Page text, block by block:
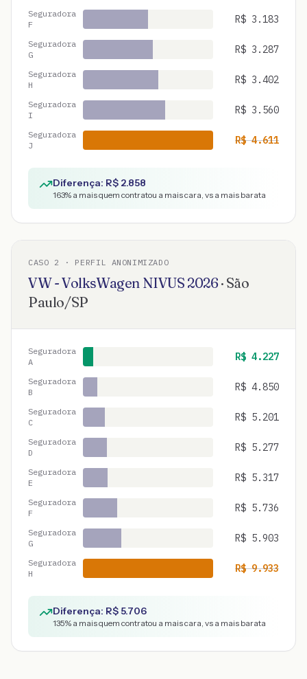
Seguradora
F
R$ 3.183
Seguradora
G
R$ 3.287
Seguradora
H
R$ 3.402
Seguradora
I
R$ 3.560
Seguradora
J
R$4.611
Diferença: R$ 2.858
163% a mais quem contratou a mais cara, vs a mais barata
CASO 2 · PERFIL ANONIMIZADO
VW - VolksWagen NIVUS 2026· São
Paulo/SP
Seguradora
A
R$ 4.227
Seguradora
B
R$ 4.850
Seguradora
C
R$ 5.201
Seguradora
D
R$ 5.277
Seguradora
E
R$ 5.317
Seguradora
F
R$ 5.736
Seguradora
G
R$ 5.903
Seguradora
H
R$9.933
Diferença: R$5.706
135% a mais quem contratou a mais cara, vs a mais barata